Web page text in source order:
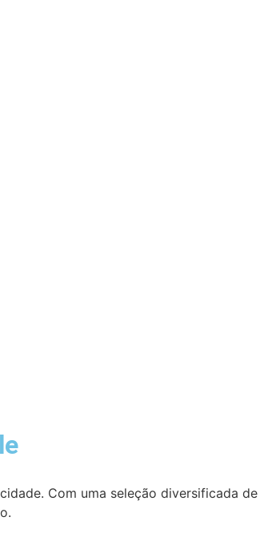
Com uma seleção diversificada